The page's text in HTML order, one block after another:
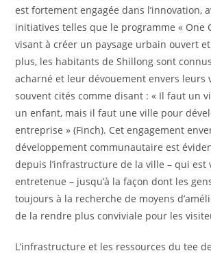
est fortement engagée dans l’innovation,
initiatives telles que le programme « One
visant à créer un paysage urbain ouvert
plus, les habitants de Shillong sont
acharné et leur dévouement envers leurs
souvent cités comme disant : « Il faut un
un enfant, mais il faut une ville pour
entreprise » (Finch). Cet engagement
développement communautaire est
depuis l’infrastructure de la ville – qui est
entretenue – jusqu’à la façon dont les
toujours à la recherche de moyens
de la rendre plus conviviale pour les
L’infrastructure et les ressources du tee